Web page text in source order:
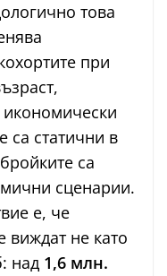
това
при
са статични в
са
сценарии.
е, че
виждат не като
над 1,6 млн.